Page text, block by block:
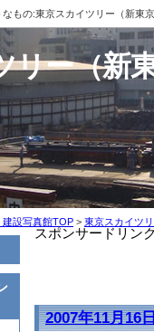
もの:東京スカイツリー（新東
スポンサードリン
2007年11月16
リー（新
設写真館TOP > 東京スカイツ